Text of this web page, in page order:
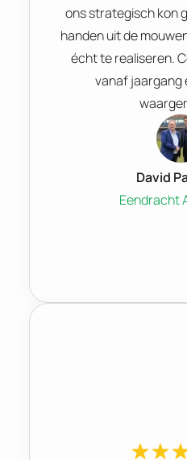
ons strategisch kon
handen uit de
écht te realiseren.
vanaf jaargang
David
Eendracht